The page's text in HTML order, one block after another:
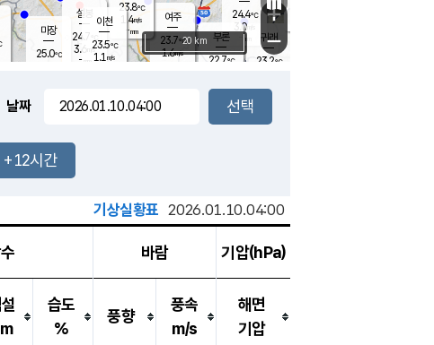
24.4℃
3.0m/s
mm
부론
22.7℃
-mm
여주
23.7℃
1.6m/s
장호원
23.8℃
1.4m/s
-mm
마장
25.0℃
설봉
24.7
3.6 m/s
- mm
귀래
23.2℃
이천
23.5℃
1.1 m/s
+
−
20 km
날짜
+12시간
기상실황표 2026.01.10.04:00
바람 기압(hPa)
습도
%
풍향
풍속
m/s
해면
기압